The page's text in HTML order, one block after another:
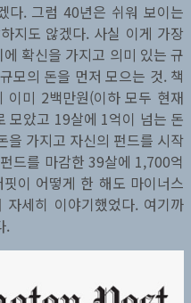
다. 그럼 40년은 쉬워 보이는
지도 않겠다. 사실 이게 가장
확신을 가지고 의미 있는 규
모의 돈을 먼저 모으는 것. 책
이미 2백만원(이하 모두 현재
모았고 19살에 1억이 넘는 돈
을 가지고 자신의 펀드를 시작
드를 마감한 39살에 1,700억
이 어떻게 한 해도 마이너스
세히 이야기했었다. 여기까
.